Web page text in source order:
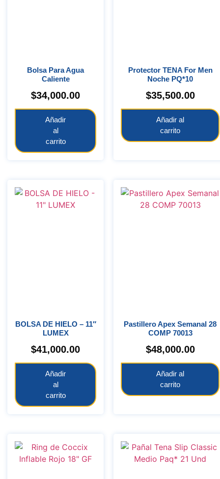
Bolsa Para Agua
Caliente
$34,000.00
Añadir
al
carrito
Protector TENA For Men
Noche PQ*10
$35,500.00
Añadir al
carrito
BOLSA DE HIELO – 11″
LUMEX
$41,000.00
Añadir
al
carrito
Pastillero Apex Semanal 28
COMP 70013
$48,000.00
Añadir al
carrito